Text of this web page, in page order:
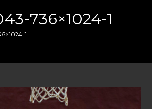
736×1024-1
1